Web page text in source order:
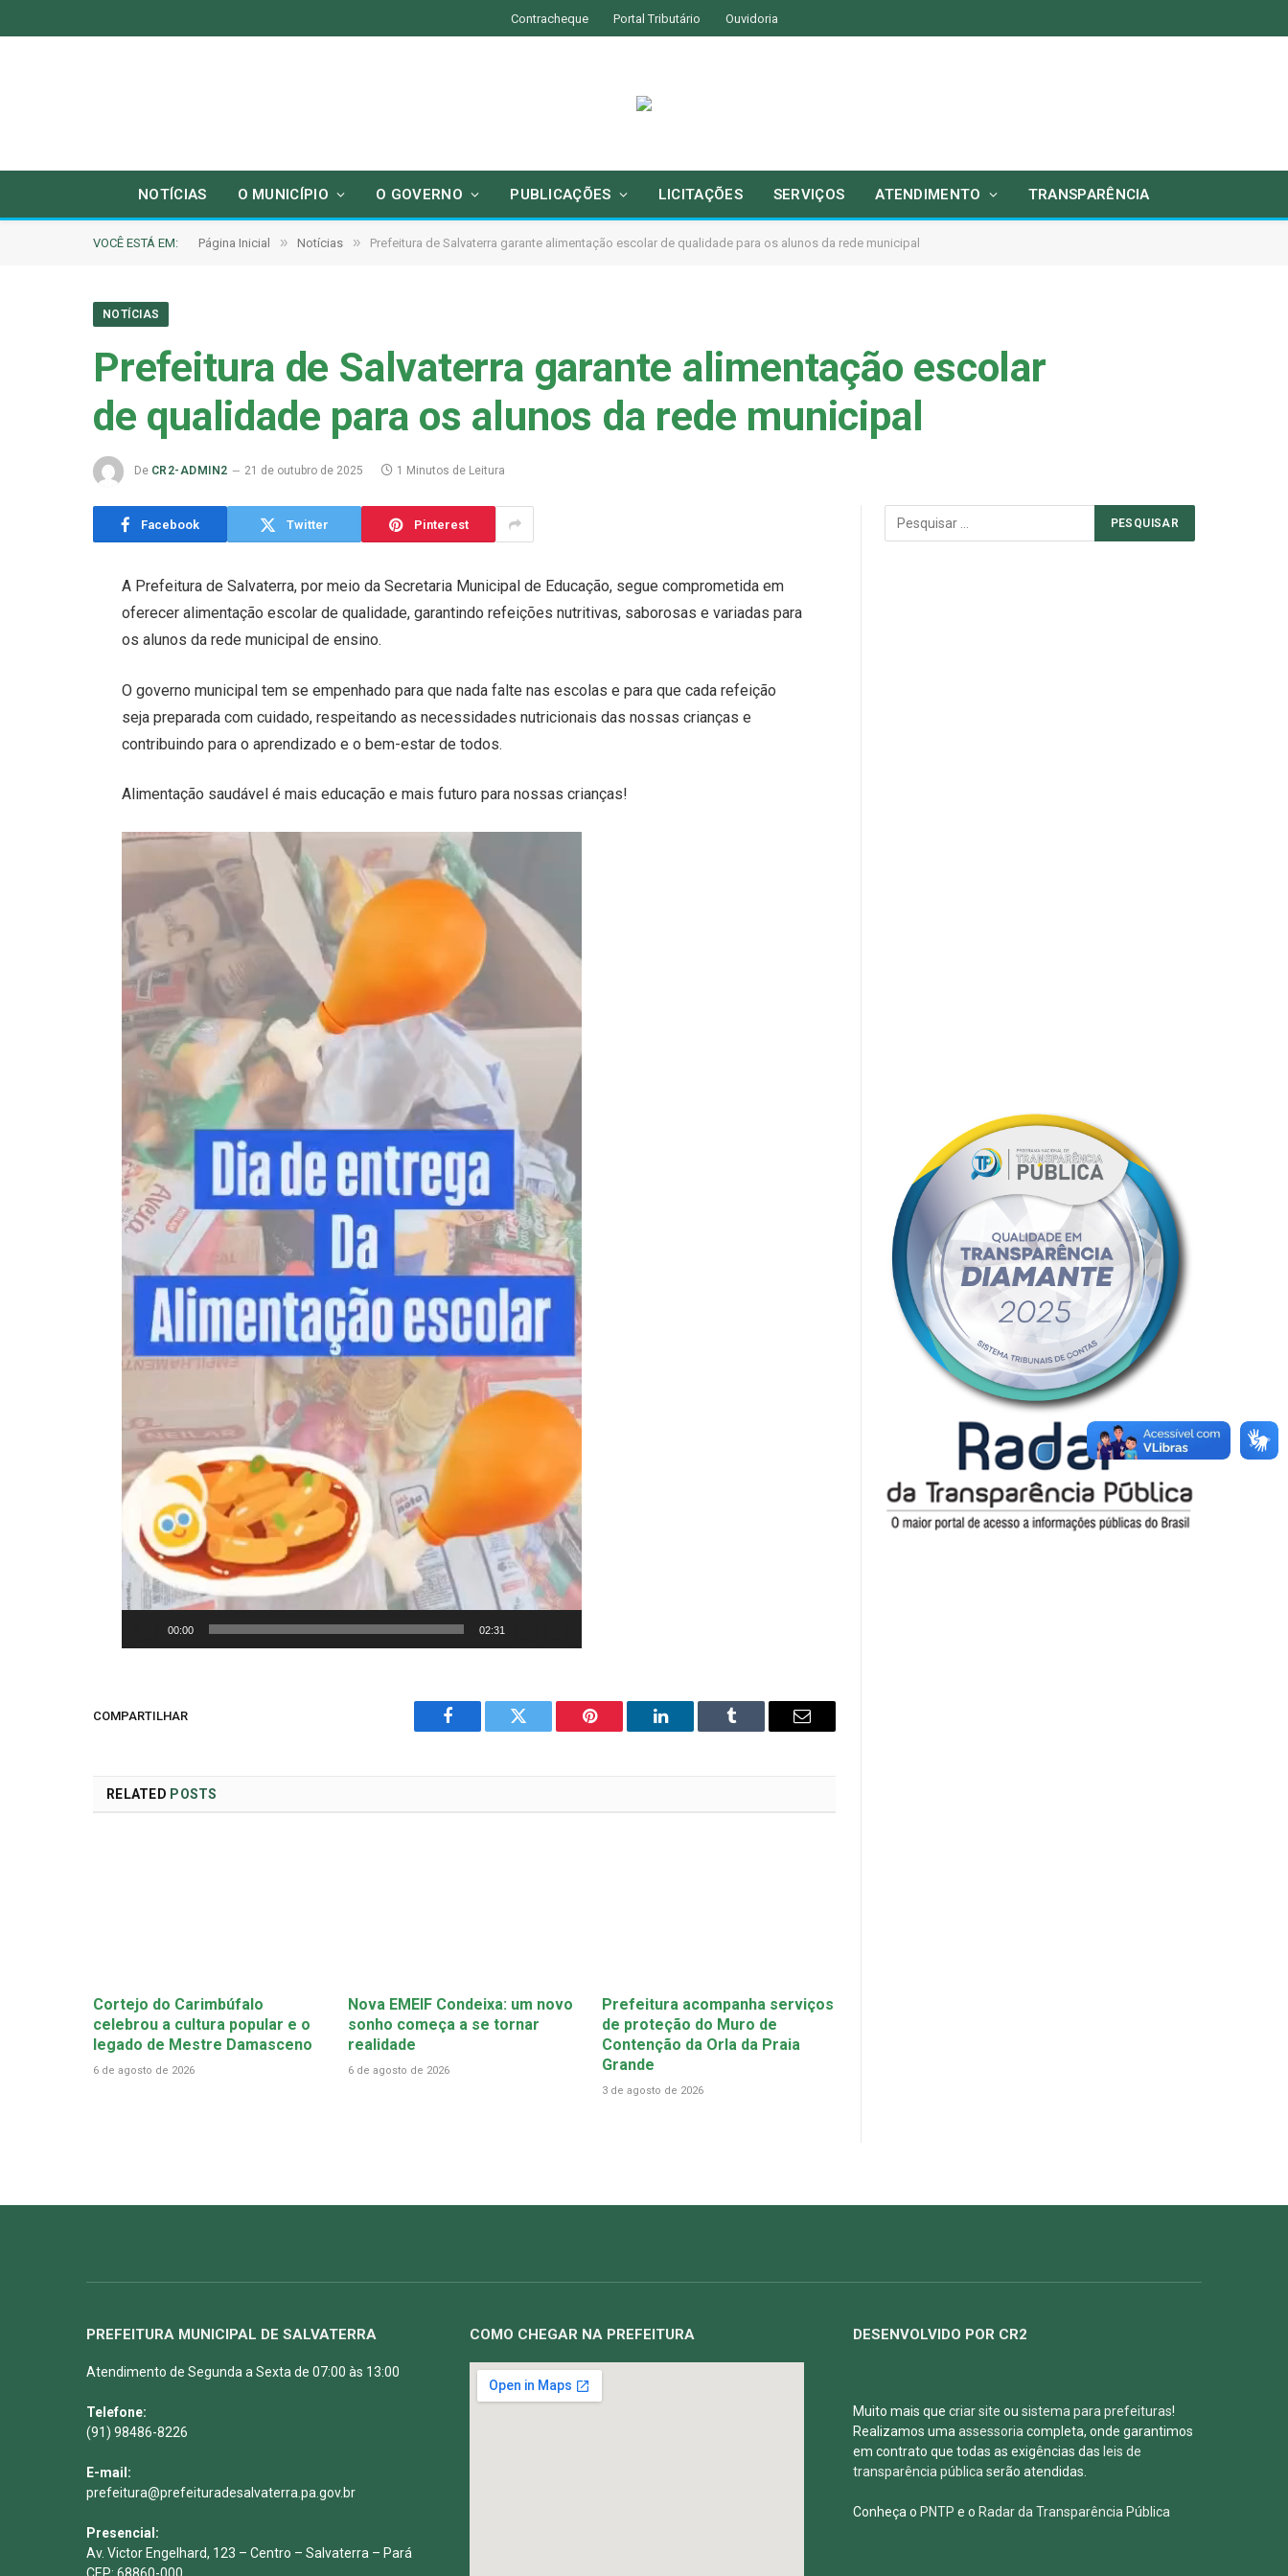
Contracheque Portal Tributário Ouvidoria
NOTÍCIAS O MUNICÍPIO O GOVERNO PUBLICAÇÕES LICITAÇÕES SERVIÇOS ATENDIMENTO TRANSPARÊNCIA
VOCÊ ESTÁ EM: Página Inicial » Notícias » Prefeitura de Salvaterra garante alimentação escolar de qualidade para os alunos da rede municipal
NOTÍCIAS
Prefeitura de Salvaterra garante alimentação escolar
de qualidade para os alunos da rede municipal
De CR2-ADMIN2 21 de outubro de 2025 1 Minutos de Leitura
Facebook Twitter Pinterest
A Prefeitura de Salvaterra, por meio da Secretaria Municipal de Educação, segue comprometida em
oferecer alimentação escolar de qualidade, garantindo refeições nutritivas, saborosas e variadas para
os alunos da rede municipal de ensino.
O governo municipal tem se empenhado para que nada falte nas escolas e para que cada refeição
seja preparada com cuidado, respeitando as necessidades nutricionais das nossas crianças e
contribuindo para o aprendizado e o bem-estar de todos.
Alimentação saudável é mais educação e mais futuro para nossas crianças!
Tocador
de
00:00 02:31
COMPARTILHAR
Facebook Twitter Pinterest LinkedIn Tumblr Email
RELATED POSTS
Cortejo do Carimbúfalo
celebrou a cultura popular e o
legado de Mestre Damasceno
6 de agosto de 2026
Nova EMEIF Condeixa: um novo
sonho começa a se tornar
realidade
6 de agosto de 2026
Prefeitura acompanha serviços
de proteção do Muro de
Contenção da Orla da Praia
Grande
3 de agosto de 2026
PREFEITURA MUNICIPAL DE SALVATERRA
Atendimento de Segunda a Sexta de 07:00 às 13:00
Telefone:
(91) 98486-8226
E-mail:
prefeitura@prefeituradesalvaterra.pa.gov.br
Presencial:
Av. Victor Engelhard, 123 – Centro – Salvaterra – Pará
COMO CHEGAR NA PREFEITURA DESENVOLVIDO POR CR2
Muito mais que criar site ou sistema para prefeituras!
Realizamos uma assessoria completa, onde garantimos
em contrato que todas as exigências das leis de
transparência pública serão atendidas.
Conheça o PNTP e o Radar da Transparência Pública